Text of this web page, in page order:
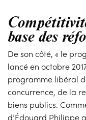
base des
De son côté, « le
lancé en octobre
programme libéral
concurrence, de la
biens publics.
d’Édouard Philippe